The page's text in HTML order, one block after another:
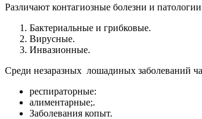
Различают контагиозные болезни и
Бактериальные и грибковые.
Вирусные.
Инвазионные.
Среди незаразных лошадиных заболеваний
респираторные:
алиментарные;.
Заболевания копыт.